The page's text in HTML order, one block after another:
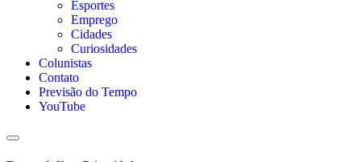
Esportes
Emprego
Cidades
Curiosidades
Colunistas
Contato
Previsão do Tempo
YouTube